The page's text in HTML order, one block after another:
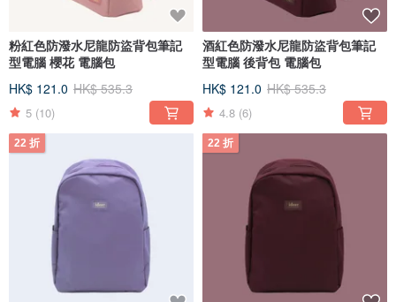
粉紅色防潑水尼龍防盜背包筆記
型電腦 櫻花 電腦包
HK$ 121.0 HK$ 535.3
5 (10)
酒紅色防潑水尼龍防盜背包筆記
型電腦 後背包 電腦包
HK$ 121.0 HK$ 535.3
4.8 (6)
22 折 22 折